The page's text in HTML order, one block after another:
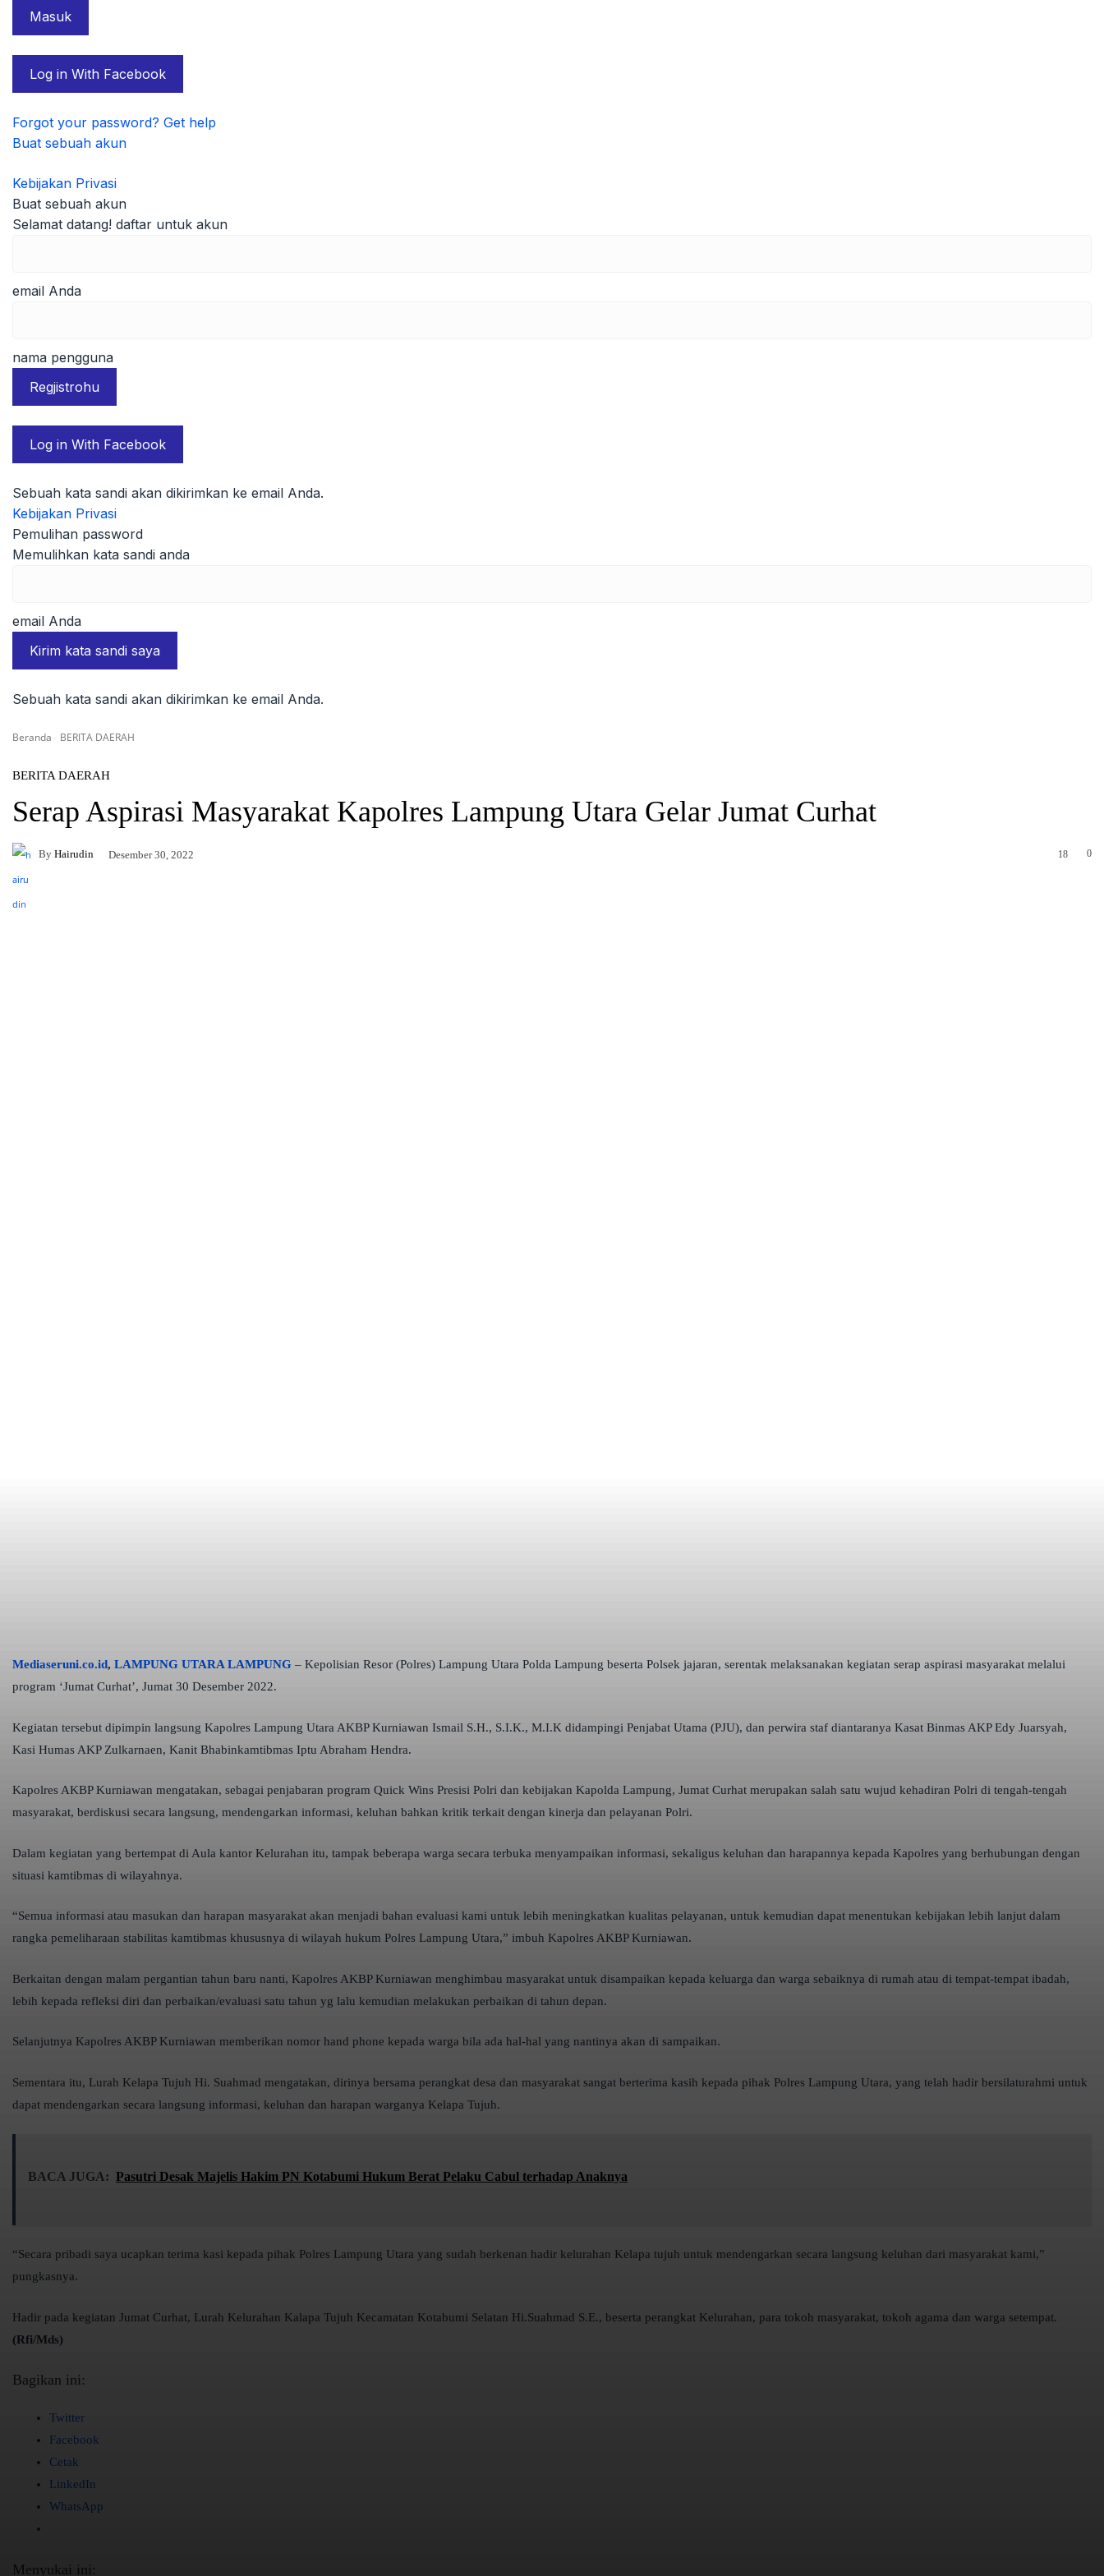
Log in With Facebook
Forgot your password? Get help
Buat sebuah akun
Kebijakan Privasi
Buat sebuah akun
Selamat datang! daftar untuk akun
email Anda
nama pengguna
Log in With Facebook
Sebuah kata sandi akan dikirimkan ke email Anda.
Kebijakan Privasi
Pemulihan password
Memulihkan kata sandi anda
email Anda
Sebuah kata sandi akan dikirimkan ke email Anda.
Beranda BERITA DAERAH
BERITA DAERAH
Serap Aspirasi Masyarakat Kapolres Lampung Utara Gelar Jumat Curhat
By Hairudin Desember 30, 2022 0
18
Mediaseruni.co.id, LAMPUNG UTARA LAMPUNG – Kepolisian Resor (Polres) Lampung Utara Polda Lampung beserta Polsek jajaran, serentak melaksanakan kegiatan serap aspirasi masyarakat melalui
program ‘Jumat Curhat’, Jumat 30 Desember 2022.
Kegiatan tersebut dipimpin langsung Kapolres Lampung Utara AKBP Kurniawan Ismail S.H., S.I.K., M.I.K didampingi Penjabat Utama (PJU), dan perwira staf diantaranya Kasat Binmas AKP Edy Juarsyah,
Kasi Humas AKP Zulkarnaen, Kanit Bhabinkamtibmas Iptu Abraham Hendra.
Kapolres AKBP Kurniawan mengatakan, sebagai penjabaran program Quick Wins Presisi Polri dan kebijakan Kapolda Lampung, Jumat Curhat merupakan salah satu wujud kehadiran Polri di tengah-tengah
masyarakat, berdiskusi secara langsung, mendengarkan informasi, keluhan bahkan kritik terkait dengan kinerja dan pelayanan Polri.
Dalam kegiatan yang bertempat di Aula kantor Kelurahan itu, tampak beberapa warga secara terbuka menyampaikan informasi, sekaligus keluhan dan harapannya kepada Kapolres yang berhubungan dengan
situasi kamtibmas di wilayahnya.
“Semua informasi atau masukan dan harapan masyarakat akan menjadi bahan evaluasi kami untuk lebih meningkatkan kualitas pelayanan, untuk kemudian dapat menentukan kebijakan lebih lanjut dalam
rangka pemeliharaan stabilitas kamtibmas khususnya di wilayah hukum Polres Lampung Utara,” imbuh Kapolres AKBP Kurniawan.
Berkaitan dengan malam pergantian tahun baru nanti, Kapolres AKBP Kurniawan menghimbau masyarakat untuk disampaikan kepada keluarga dan warga sebaiknya di rumah atau di tempat-tempat ibadah,
lebih kepada refleksi diri dan perbaikan/evaluasi satu tahun yg lalu kemudian melakukan perbaikan di tahun depan.
Selanjutnya Kapolres AKBP Kurniawan memberikan nomor hand phone kepada warga bila ada hal-hal yang nantinya akan di sampaikan.
Sementara itu, Lurah Kelapa Tujuh Hi. Suahmad mengatakan, dirinya bersama perangkat desa dan masyarakat sangat berterima kasih kepada pihak Polres Lampung Utara, yang telah hadir bersilaturahmi untuk
dapat mendengarkan secara langsung informasi, keluhan dan harapan warganya Kelapa Tujuh.
BACA JUGA: Pasutri Desak Majelis Hakim PN Kotabumi Hukum Berat Pelaku Cabul terhadap Anaknya
“Secara pribadi saya ucapkan terima kasi kepada pihak Polres Lampung Utara yang sudah berkenan hadir kelurahan Kelapa tujuh untuk mendengarkan secara langsung keluhan dari masyarakat kami,”
pungkasnya.
Hadir pada kegiatan Jumat Curhat, Lurah Kelurahan Kalapa Tujuh Kecamatan Kotabumi Selatan Hi.Suahmad S.E., beserta perangkat Kelurahan, para tokoh masyarakat, tokoh agama dan warga setempat.
(Rfi/Mds)
Bagikan ini:
Twitter
Facebook
Cetak
LinkedIn
WhatsApp
Menyukai ini: